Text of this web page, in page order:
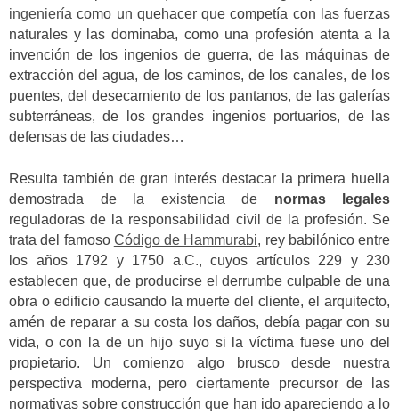
ingeniería como un quehacer que competía con las fuerzas
naturales y las dominaba, como una profesión atenta a la
invención de los ingenios de guerra, de las máquinas de
extracción del agua, de los caminos, de los canales, de los
puentes, del desecamiento de los pantanos, de las galerías
subterráneas, de los grandes ingenios portuarios, de las
defensas de las ciudades…
Resulta también de gran interés destacar la primera huella
demostrada de la existencia de normas legales
reguladoras de la responsabilidad civil de la profesión. Se
trata del famoso Código de Hammurabi, rey babilónico entre
los años 1792 y 1750 a.C., cuyos artículos 229 y 230
establecen que, de producirse el derrumbe culpable de una
obra o edificio causando la muerte del cliente, el arquitecto,
amén de reparar a su costa los daños, debía pagar con su
vida, o con la de un hijo suyo si la víctima fuese uno del
propietario. Un comienzo algo brusco desde nuestra
perspectiva moderna, pero ciertamente precursor de las
normativas sobre construcción que han ido apareciendo a lo